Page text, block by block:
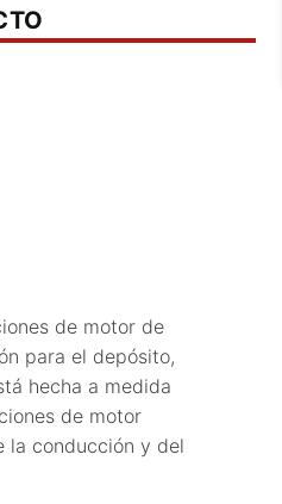
de motor de
para el depósito,
hecha a medida
de motor
la conducción y del